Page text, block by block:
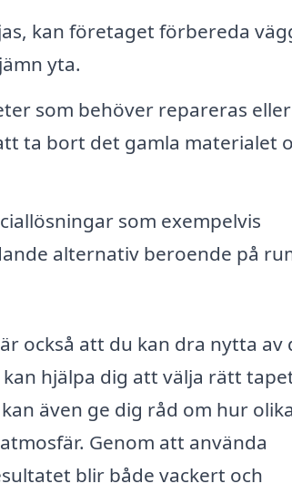
kan företaget förbereda
yta.
som behöver repareras eller
ta bort det gamla materialet
som exempelvis
alternativ beroende på
också att du kan dra nytta av
hjälpa dig att välja rätt
även ge dig råd om hur
Genom att använda
blir både vackert och